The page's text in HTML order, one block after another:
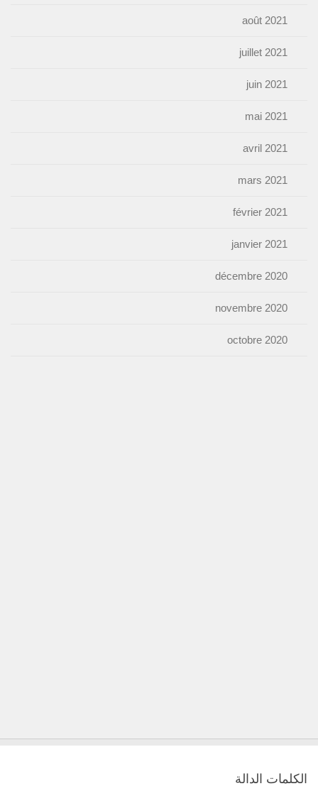
août 2021
juillet 2021
juin 2021
mai 2021
avril 2021
mars 2021
février 2021
janvier 2021
décembre 2020
novembre 2020
octobre 2020
الكلمات الدالة